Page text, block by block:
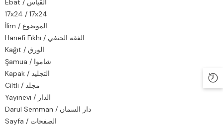
Ebat / القياس
17x24 / 17x24
İlim / الموضوع
Hanefi Fıkhı / الفقه الحنفي
Kağıt / الورق
Şamua / شاموا
Kapak / التجليد
Ciltli / مجلد
Yayınevi / الدار
Darul Semman / دار السمان
Sayfa / الصفحات